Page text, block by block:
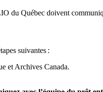
du Québec doivent
suivantes :
et Archives Canada.